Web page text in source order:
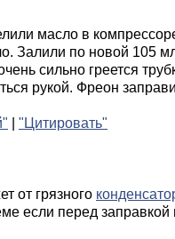
масло в
Залили по новой 105
сильно греется
рукой. Фреон
"Цитировать"
от грязного
если перед заправкой